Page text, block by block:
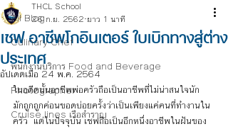
All Blog
Culinary Chef
พนักงานบริการ Food and Beverage
Photographer
Cruise lines เรือสำราญ
เชฟ อาชีพโกอินเตอร์ ใบเบิกทางสู่ต่าง
ประเทศ
THCL School
26 ก.ย. 2562 ยาว 1 นาที
อัปเดตเมื่อ 24 พ.ค. 2564
ในอดีตนั้นอาชีพพ่อครัวถือเป็นอาชีพที่ไม่น่าสนใจนัก
มักถูกถูกค่อนขอดบ่อยครั้งว่าเป็นเพียงแค่คนที่ทำงานใน
ครัว  แต่ในปัจจุบัน เชฟถือเป็นอีกหนึ่งอาชีพในฝันของ